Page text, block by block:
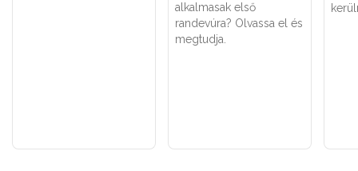
alkalmasak első
randevúra? Olvassa el és
megtudja.